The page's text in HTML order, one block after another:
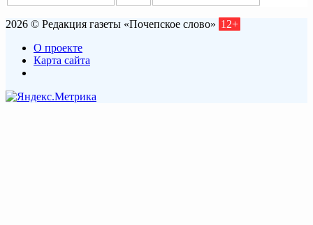
2026 © Редакция газеты «Почепское слово» 12+
О проекте
Карта сайта